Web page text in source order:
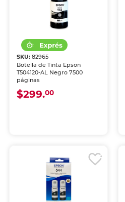
SKU:82965
Botella de Tinta Epson
T504120-AL Negro 7500
páginas
$299.00